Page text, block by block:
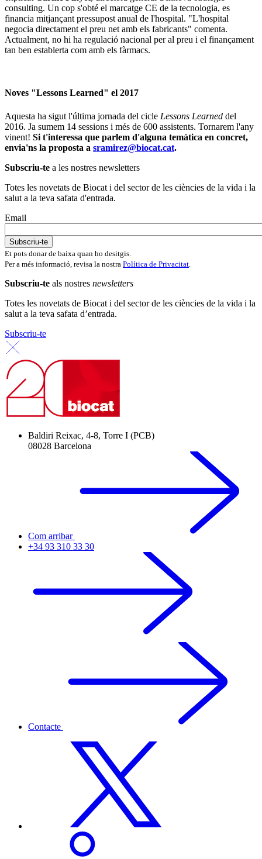
consulting. Un cop s'obté el marcatge CE de la tecnologia, es
financia mitjançant pressupost anual de l'hospital. "L'hospital
negocia directament el preu net amb els fabricants" comenta.
Actualment, no hi ha regulació nacional per al preu i el finançament
tan ben establerta com amb els fàrmacs.
Noves "Lessons Learned" el 2017
Aquesta ha sigut l'última jornada del cicle Lessons Learned del
2016. Ja sumem 14 sessions i més de 600 assistents. Tornarem l'any
vinent! Si t'interessa que parlem d'alguna temàtica en concret,
envia'ns la proposta a sramirez@biocat.cat.
Subscriu-te a les nostres newsletters
Totes les novetats de Biocat i del sector de les ciències de la vida i la
salut a la teva safata d'entrada.
Email
Et pots donar de baixa quan ho desitgis.
Per a més informació, revisa la nostra Política de Privacitat
Subscriu-te als nostres newsletters
Totes les novetats de Biocat i del sector de les ciències de la vida i la
salut a la teva safata d’entrada.
Subscriu-te
Baldiri Reixac, 4-8, Torre I (PCB)
08028 Barcelona
Com arribar
+34 93 310 33 30
Contacte